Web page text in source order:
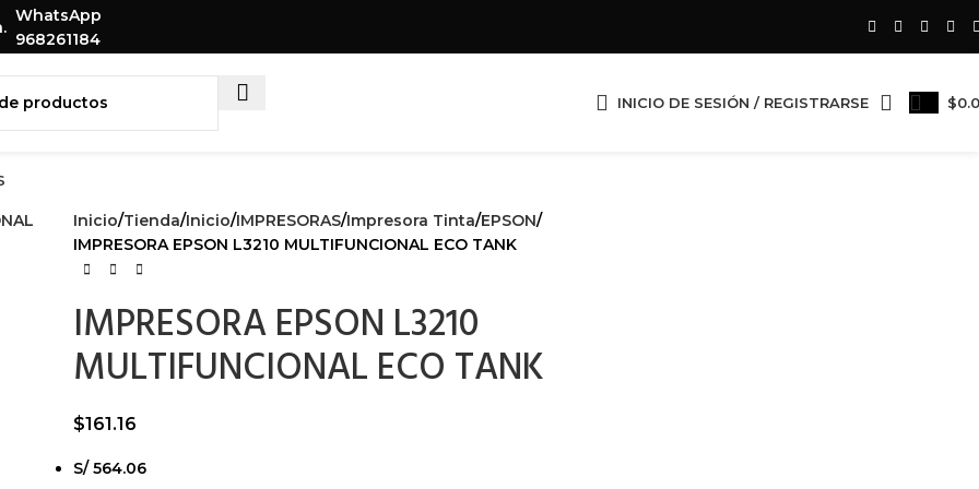
WhatsApp
968261184
INICIO DE SESIÓN / REGISTRARSE $
Inicio Tienda Inicio IMPRESORAS Impresora Tinta EPSON
IMPRESORA EPSON L3210 MULTIFUNCIONAL ECO TANK
IMPRESORA EPSON L3210
MULTIFUNCIONAL ECO TANK
$161.16
S/ 564.06
PARA TU SET UP